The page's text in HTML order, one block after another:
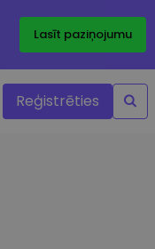
Lasīt paziņojumu
Reģistrēties